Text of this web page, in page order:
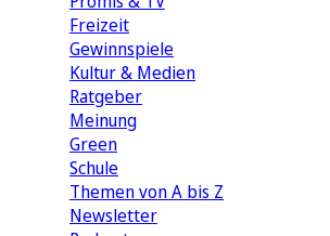
Freizeit
Gewinnspiele
Kultur & Medien
Ratgeber
Meinung
Green
Schule
Themen von A bis Z
Newsletter